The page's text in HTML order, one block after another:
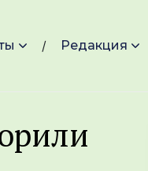
Редакция